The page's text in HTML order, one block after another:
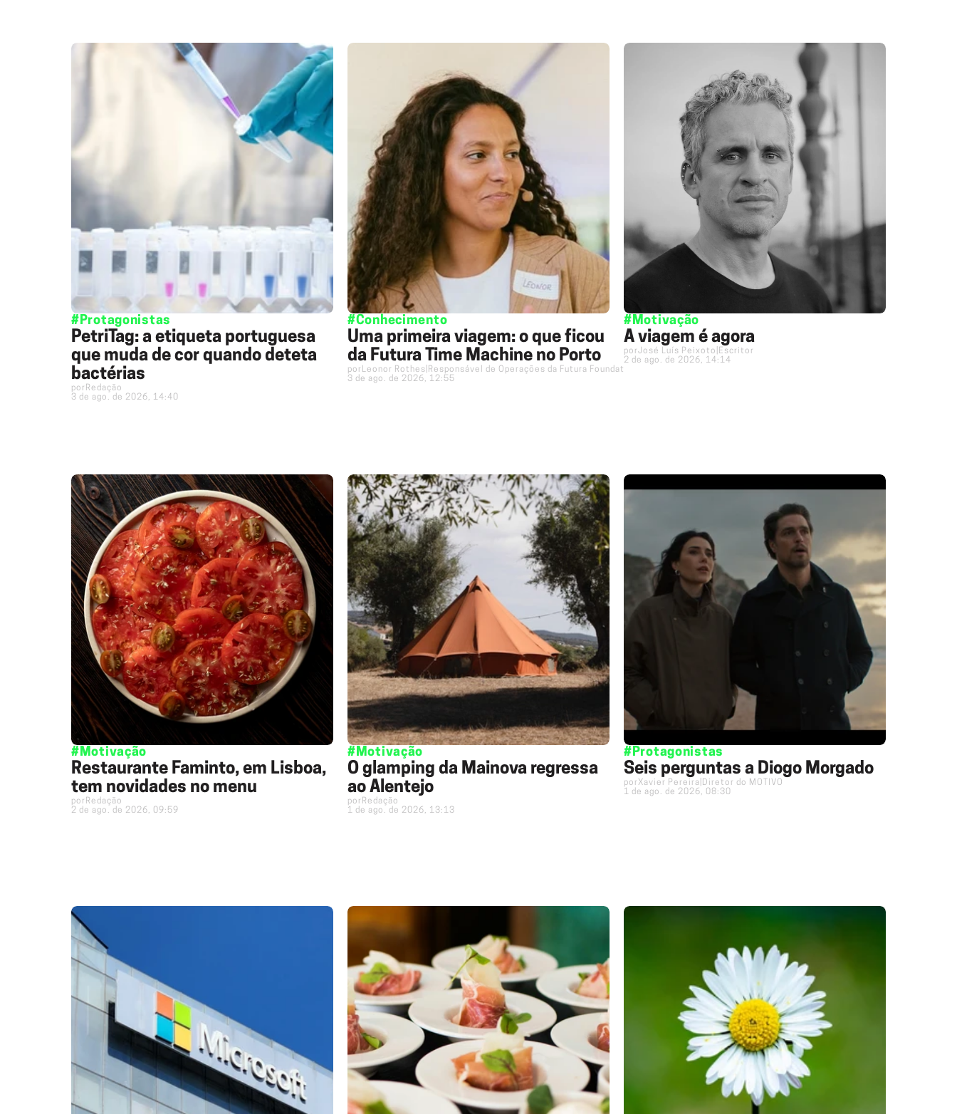
#Protagonistas
PetriTag: a etiqueta portuguesa
que muda de cor quando deteta
bactérias
por Redação
3 de ago. de 2026, 14:40
#Conhecimento
Uma primeira viagem: o que ficou
da Futura Time Machine no Porto
por Leonor Rothes Responsável de Operações da Futura Foundation
3 de ago. de 2026, 12:55
#Motivação
A viagem é agora
porJosé Luís Peixoto Escritor
2 de ago. de 2026, 14:14
#Motivação
Restaurante Faminto, em Lisboa,
tem novidades no menu
por Redação
2 de ago. de 2026, 09:59
#Motivação
O glamping da Mainova regressa
ao Alentejo
por Redação
1 de ago. de 2026, 13:13
#Protagonistas
Seis perguntas a Diogo Morgado
porXavier Pereira Diretor do MOTIVO
1 de ago. de 2026, 08:30